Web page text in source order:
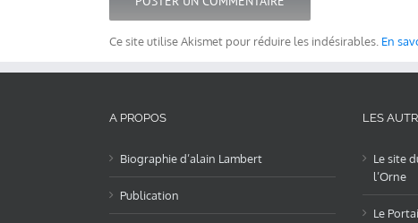
Ce site utilise Akismet pour réduire les indésirables. En
A PROPOS
Biographie d’alain Lambert
Publication
LES
Le site
l’Orne
Le